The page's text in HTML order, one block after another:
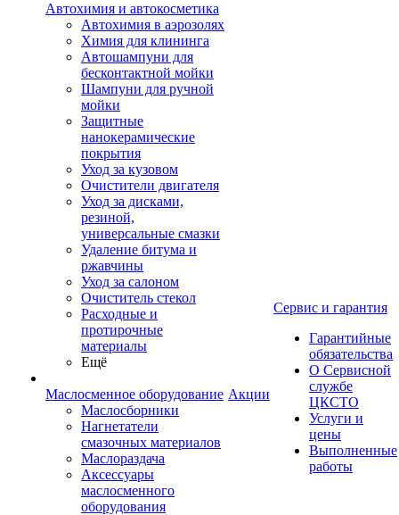
Автохимия и автокосметика
Автохимия в аэрозолях
Химия для клининга
Автошампуни для
бесконтактной мойки
Шампуни для ручной
мойки
Защитные
нанокерамические
покрытия
Уход за кузовом
Очистители двигателя
Уход за дисками,
резиной,
универсальные смазки
Удаление битума и
ржавчины
Уход за салоном
Очиститель стекол
Расходные и
протирочные
материалы
Ещё
Маслосменное оборудование
Маслосборники
Нагнетатели
смазочных материалов
Маслораздача
Аксессуары
маслосменного
оборудования
Акции
Сервис и гарантия
Гарантийные
обязательства
О Сервисной
службе
ЦКСТО
Услуги и
цены
Выполненные
работы